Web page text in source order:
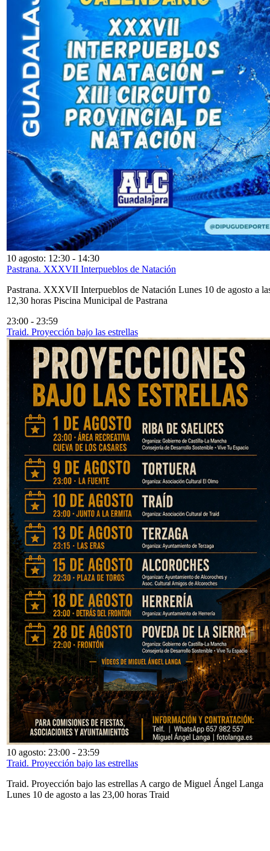
10 agosto: 12:30 - 14:30
Pastrana. XXXVII Interpueblos de Natación
Pastrana. XXXVII Interpueblos de Natación Lunes 10 de agosto a
12,30 horas Piscina Municipal de Pastrana
23:00 - 23:59
Traid. Proyección bajo las estrellas
10 agosto: 23:00 - 23:59
Traid. Proyección bajo las estrellas
Traid. Proyección bajo las estrellas A cargo de Miguel Ángel Langa
Lunes 10 de agosto a las 23,00 horas Traid